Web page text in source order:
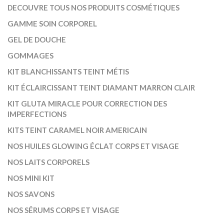
DECOUVRE TOUS NOS PRODUITS COSMÉTIQUES
GAMME SOIN CORPOREL
GEL DE DOUCHE
GOMMAGES
KIT BLANCHISSANTS TEINT MÉTIS
KIT ÉCLAIRCISSANT TEINT DIAMANT MARRON CLAIR
KIT GLUTA MIRACLE POUR CORRECTION DES
IMPERFECTIONS
KITS TEINT CARAMEL NOIR AMERICAIN
NOS HUILES GLOWING ÉCLAT CORPS ET VISAGE
NOS LAITS CORPORELS
NOS MINI KIT
NOS SAVONS
NOS SÉRUMS CORPS ET VISAGE